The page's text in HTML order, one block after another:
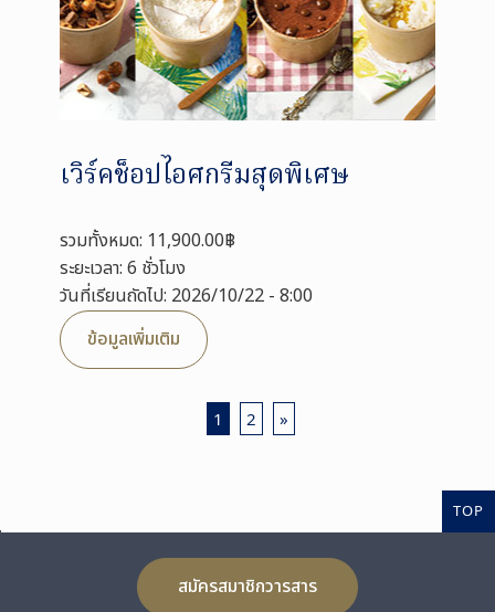
เวิร์คช็อปไอศกรีมสุดพิเศษ
รวมทั้งหมด: 11,900.00฿
ระยะเวลา: 6 ชั่วโมง
วันที่เรียนถัดไป: 2026/10/22 - 8:00
ข้อมูลเพิ่มเติม
1 2 »
TOP
สมัครสมาชิกวารสาร